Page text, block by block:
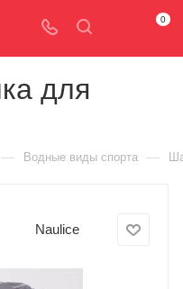
0
для
— Водные виды спорта —
Naulice